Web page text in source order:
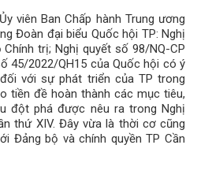
viên Ban Chấp hành Trung ương
Đoàn đại biểu Quốc hội TP: Nghị
trị; Nghị quyết số 98/NQ-CP
45/2022/QH15 của Quốc hội có ý
với sự phát triển của TP trong
tiền đề hoàn thành các mục tiêu,
đột phá được nêu ra trong Nghị
thứ XIV. Đây vừa là thời cơ cũng
Đảng bộ và chính quyền TP Cần